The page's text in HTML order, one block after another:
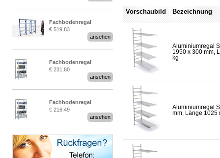
Fachbodenregal
Stecksystem MultiPlus
2,25 Meter breit
€ 519,83
ansehen
Fachbodenregal
Stecksystem MultiPlus
€ 231,80
ansehen
Fachbodenregal
Stecksystem MultiPlus
€ 216,49
ansehen
Vorschaubild Bezeichnung
Aluminiumregal
1950 x 300 mm,
kg
Aluminiumregal
mm, Länge 1025